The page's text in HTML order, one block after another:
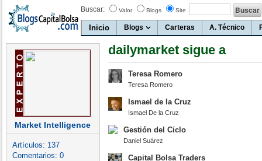
Buscar: Valor Blogs Site
Inicio Blogs Carteras A. Técnico
Market Intelligence
Artículos: 137
Comentarios: 0
dailymarket sigue a
Teresa Romero
Teresa Romero
Ismael de la Cruz
Ismael De la Cruz
Gestión del Ciclo
Daniel Suárez
Capital Bolsa Traders